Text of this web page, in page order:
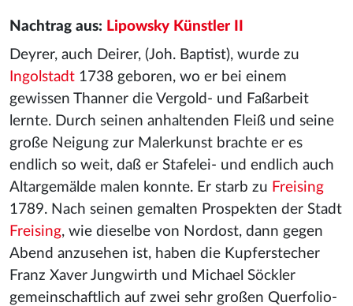
Nachtrag aus: Lipowsky Künstler II
Deyrer, auch Deirer, (Joh. Baptist), wurde zu
Ingolstadt 1738 geboren, wo er bei einem
gewissen Thanner die Vergold- und Faßarbeit
lernte. Durch seinen anhaltenden Fleiß und seine
große Neigung zur Malerkunst brachte er es
endlich so weit, daß er Stafelei- und endlich auch
Altargemälde malen konnte. Er starb zu Freising
1789. Nach seinen gemalten Prospekten der Stadt
Freising, wie dieselbe von Nordost, dann gegen
Abend anzusehen ist, haben die Kupferstecher
Franz Xaver Jungwirth und Michael Söckler
gemeinschaftlich auf zwei sehr großen Querfolio-